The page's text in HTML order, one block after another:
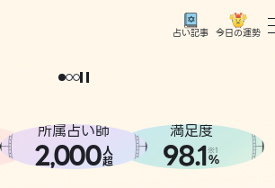
占い記事 今日の運勢
どうせなら
。
所属占い師
2,000人
超
満足度
98.1※1
%